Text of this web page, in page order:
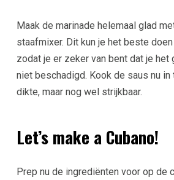
Maak de marinade helemaal glad
staafmixer. Dit kun je het beste
zodat je er zeker van bent dat je het
niet beschadigd. Kook de saus nu
dikte, maar nog wel strijkbaar.
Let’s make a Cubano!
Prep nu de ingrediënten voor op de